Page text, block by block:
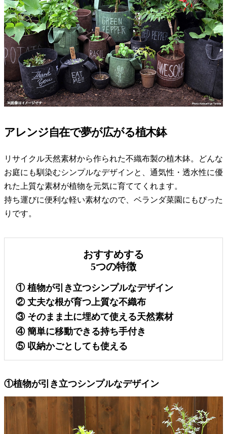
アレンジ自在で夢が広がる植木鉢
リサイクル天然素材から作られた不織布製の植木鉢。どんな
お庭にも馴染むシンプルなデザインと、通気性・透水性に優
れた上質な素材が植物を元気に育ててくれます。
持ち運びに便利な軽い素材なので、ベランダ菜園にもぴった
りです。
おすすめする
5つの特徴
①植物が引き立つシンプルなデザイン
②丈夫な根が育つ上質な不織布
③ そのまま土に埋めて使える天然素材
④簡単に移動できる持ち手付き
⑤ 収納かごとしても使える
①植物が引き立つシンプルなデザイン